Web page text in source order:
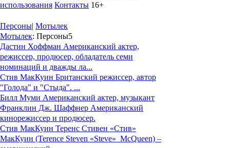
использования Контакты 16+
Персоны| Мотылек
Мотылек: Персоны5
Дастин Хоффман Американский актер,
режиссер, продюсер, обладатель семи
номинаций и дважды ла...
Стив МакКуин Британский режиссер, автор
"Голода" и "Стыда". ...
Билл Муми Американский актер, музыкант
Франклин Дж. Шаффнер Американский
кинорежиссер и продюсер.
Стив МакКуин Теренс Стивен «Стив»
МакКуин (Terence Steven «Steve» McQueen) –